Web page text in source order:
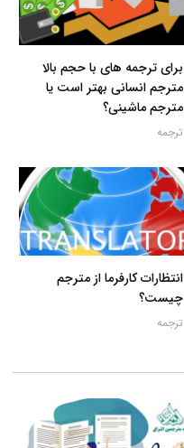
برای ترجمه های با حجم بالا
مترجم انسانی بهتر است یا
مترجم ماشینی؟
ترجمه
انتظارات کارفرما از مترجم
چیست؟
ترجمه